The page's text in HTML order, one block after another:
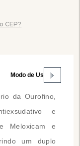
CEP?
Modo de Usar
da Ourofino,
e
Meloxicam e
um duplo